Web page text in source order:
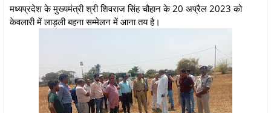
मध्यप्रदेश के मुख्यमंत्री श्री शिवराज सिंह चौहान के 20 अप्रैल 2023 को
केवलारी में लाड़ली बहना सम्मेलन में आना तय है।